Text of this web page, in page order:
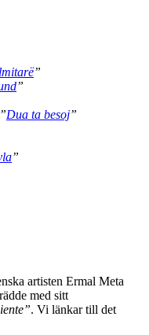
”
”
”Dua ta besoj”
”
artisten Ermal Meta
med sitt
. Vi länkar till det